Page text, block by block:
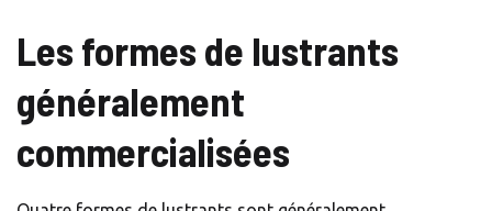
Les formes de lustrants
généralement
commercialisées